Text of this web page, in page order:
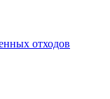
отходов